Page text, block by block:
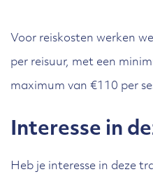
Voor reiskosten werken
per reisuur, met een
maximum van €110 per
Interesse in
Heb je interesse in deze